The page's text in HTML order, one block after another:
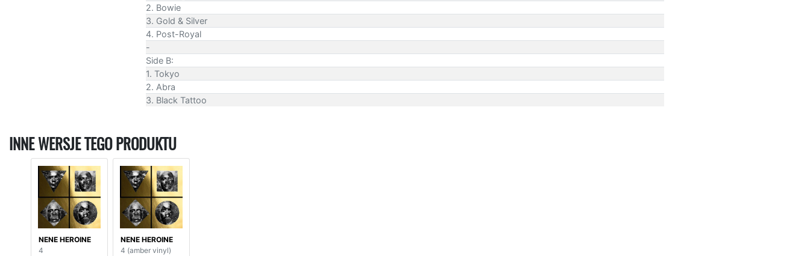
2. Bowie
3. Gold & Silver
4. Post-Royal
-
Side B:
1. Tokyo
2. Abra
3. Black Tattoo
INNE WERSJE TEGO PRODUKTU
NENE HEROINE
4
NENE HEROINE
4 (amber vinyl)